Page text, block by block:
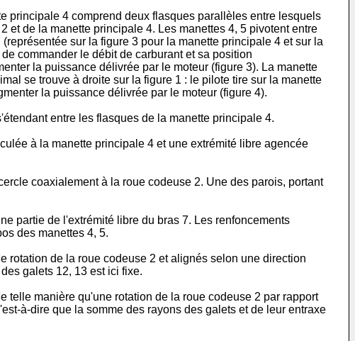
principale 4 comprend deux flasques parallèles entre lesquels
et de la manette principale 4. Les manettes 4, 5 pivotent entre
sur la figure 3 pour la manette principale 4 et sur la
commander le débit de carburant et sa position
la puissance délivrée par le moteur (figure 3). La manette
se trouve à droite sur la figure 1 : le pilote tire sur la manette
la puissance délivrée par le moteur (figure 4).
entre les flasques de la manette principale 4.
à la manette principale 4 et une extrémité libre agencée
coaxialement à la roue codeuse 2. Une des parois, portant
partie de l'extrémité libre du bras 7. Les renfoncements
des manettes 4, 5.
rotation de la roue codeuse 2 et alignés selon une direction
galets 12, 13 est ici fixe.
telle manière qu'une rotation de la roue codeuse 2 par rapport
à-dire que la somme des rayons des galets et de leur entraxe